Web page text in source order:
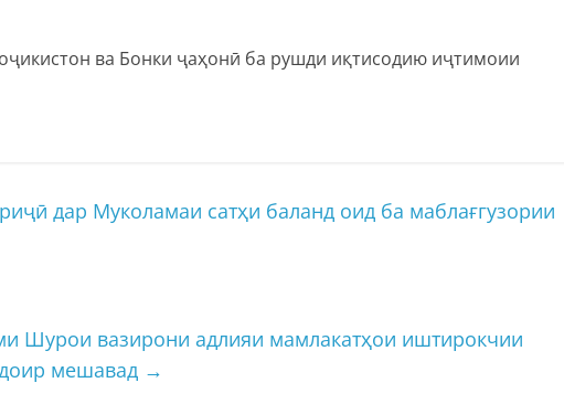
ва Бонки ҷаҳонӣ ба рушди иқтисодию иҷтимоии
дар Муколамаи сатҳи баланд оид ба маблағгузории
Шурои вазирони адлияи мамлакатҳои иштирокчии
мешавад →